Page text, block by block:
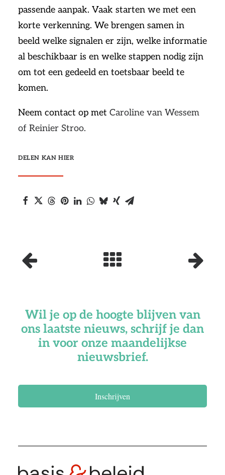
passende aanpak. Vaak starten we met een
korte verkenning. We brengen samen in
beeld welke signalen er zijn, welke informatie
al beschikbaar is en welke stappen nodig zijn
om tot een gedeeld en toetsbaar beeld te
komen.
Neem contact op met Caroline van Wessem
of Reinier Stroo.
DELEN KAN HIER
Wil je op de hoogte blijven van
ons laatste nieuws, schrijf je dan
in voor onze maandelijkse
nieuwsbrief.
Inschrijven